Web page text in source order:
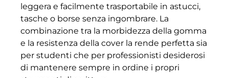
leggera e facilmente trasportabile in astucci,
tasche o borse senza ingombrare. La
combinazione tra la morbidezza della gomma
e la resistenza della cover la rende perfetta sia
per studenti che per professionisti desiderosi
di mantenere sempre in ordine i propri